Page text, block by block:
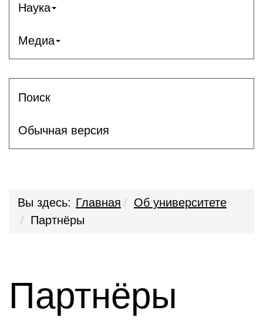
Наука
Медиа
Поиск
Обычная версия
Вы здесь: Главная
Об университете
Партнёры
Партнёры